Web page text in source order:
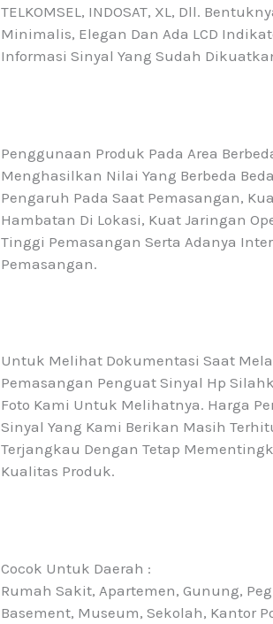
TELKOMSEL, INDOSAT, XL, Dll.
Minimalis, Elegan Dan Ada LCD
Informasi Sinyal Yang Sudah
Penggunaan Produk Pada Area
Menghasilkan Nilai Yang Berbeda
Pengaruh Pada Saat Pemasangan,
Hambatan Di Lokasi, Kuat Jaringan
Tinggi Pemasangan Serta Adanya
Pemasangan.
Untuk Melihat Dokumentasi Saat
Pemasangan Penguat Sinyal Hp
Foto Kami Untuk Melihatnya. Harga
Sinyal Yang Kami Berikan Masih
Terjangkau Dengan Tetap
Kualitas Produk.
Cocok Untuk Daerah :
Rumah Sakit, Apartemen, Gunung,
Basement, Museum, Sekolah, Kantor